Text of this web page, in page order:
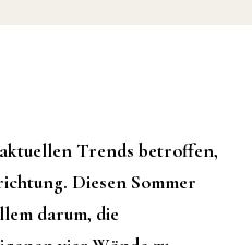
Trends betroffen,
Diesen Sommer
darum, die